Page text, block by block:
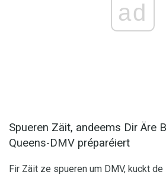
ad
Spueren Zäit, andeems Dir Äre
Queens-DMV préparéiert
Fir Zäit ze spueren um DMV, kuckt